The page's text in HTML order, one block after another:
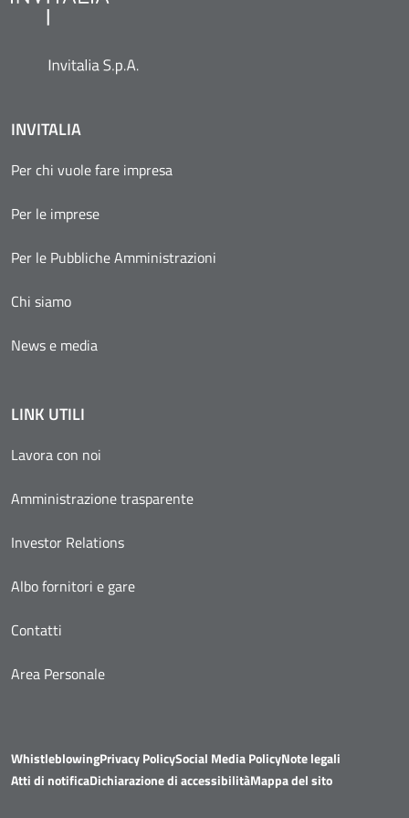
INVITALIA
Per chi vuole fare impresa
Per le imprese
Per le Pubbliche Amministrazioni
Chi siamo
News e media
LINK UTILI
Lavora con noi
Amministrazione trasparente
Investor Relations
Albo fornitori e gare
Contatti
Area Personale
WhistleblowingPrivacy PolicySocial Media PolicyNote legali
Atti di notificaDichiarazione di accessibilitàMappa del sito